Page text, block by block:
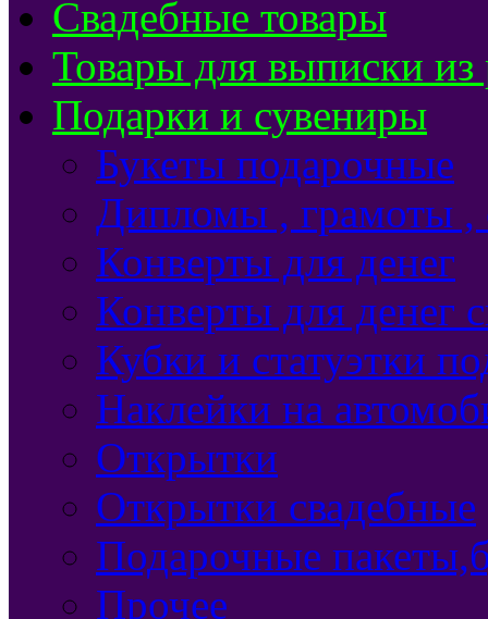
Свадебные товары
Товары для выписки из
Подарки и сувениры
Букеты подарочные
Дипломы , грамоты ,
Конверты для денег
Конверты для денег
Кубки и статуэтки
Наклейки на
Открытки
Открытки свадебные
Подарочные
Прочее